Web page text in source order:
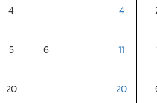
4 4
5 6 11
20 20